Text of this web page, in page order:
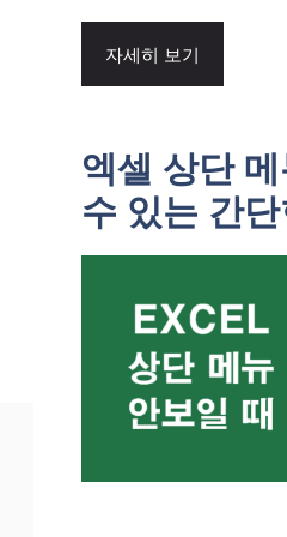
자세히 보기
엑셀 상단
수 있는 간